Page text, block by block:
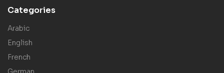
Categories
Arabic
English
French